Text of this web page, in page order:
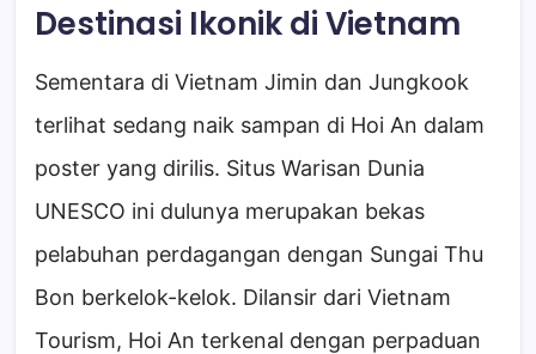
Destinasi Ikonik di Vietnam
Sementara di Vietnam Jimin dan Jungkook
terlihat sedang naik sampan di Hoi An dalam
poster yang dirilis. Situs Warisan Dunia
UNESCO ini dulunya merupakan bekas
pelabuhan perdagangan dengan Sungai Thu
Bon berkelok-kelok. Dilansir dari Vietnam
Tourism, Hoi An terkenal dengan perpaduan